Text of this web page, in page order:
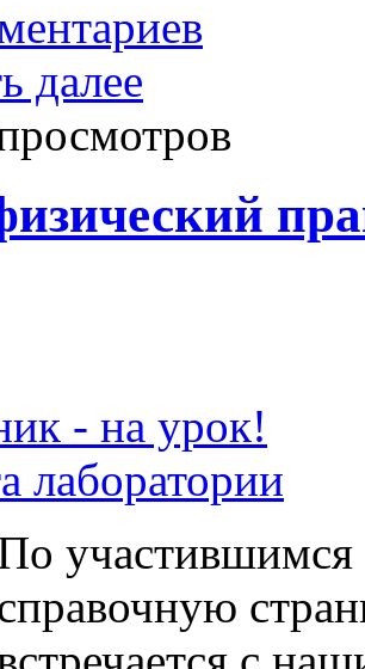
далее
- на урок!
лаборатории
участившимся